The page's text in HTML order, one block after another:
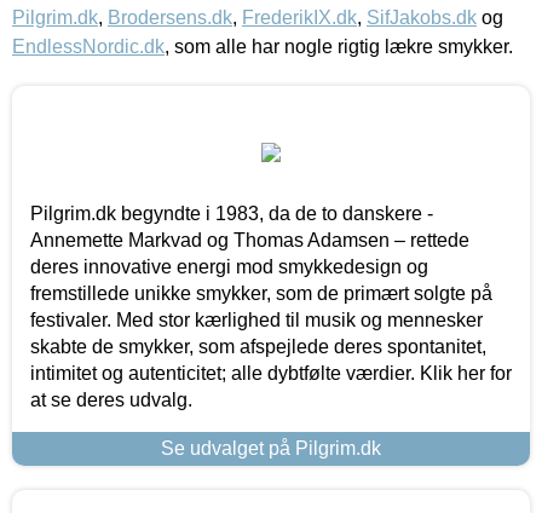
Pilgrim.dk, Brodersens.dk, FrederikIX.dk, SifJakobs.dk og
EndlessNordic.dk, som alle har nogle rigtig lækre smykker.
Pilgrim.dk begyndte i 1983, da de to danskere -
Annemette Markvad og Thomas Adamsen – rettede
deres innovative energi mod smykkedesign og
fremstillede unikke smykker, som de primært solgte på
festivaler. Med stor kærlighed til musik og mennesker
skabte de smykker, som afspejlede deres spontanitet,
intimitet og autenticitet; alle dybtfølte værdier. Klik her for
at se deres udvalg.
Se udvalget på Pilgrim.dk